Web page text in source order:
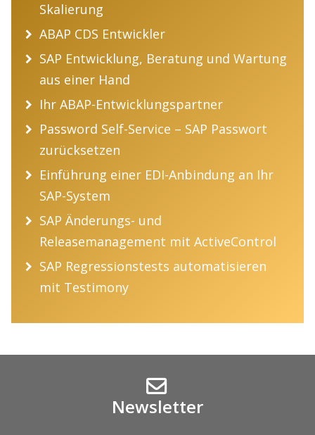
Skalierung
ABAP CDS Entwickler
SAP Entwicklung, Beratung und Wartung
aus einer Hand
Ihr ABAP-Entwicklungspartner
Password Self-Service – SAP Passwort
zurücksetzen
Einführung einer EDI-Anbindung an Ihr
SAP-System
SAP Änderungs- und
Releasemanagement mit ActiveControl
SAP Regressionstests automatisieren
mit Testimony
Newsletter